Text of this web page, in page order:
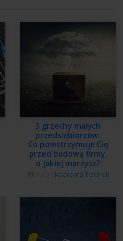
3 grzechy małych
przedsiębiorców.
Co powstrzymuje Cię
przed budową firmy,
o jakiej marzysz?
Katarzyna Trzonek